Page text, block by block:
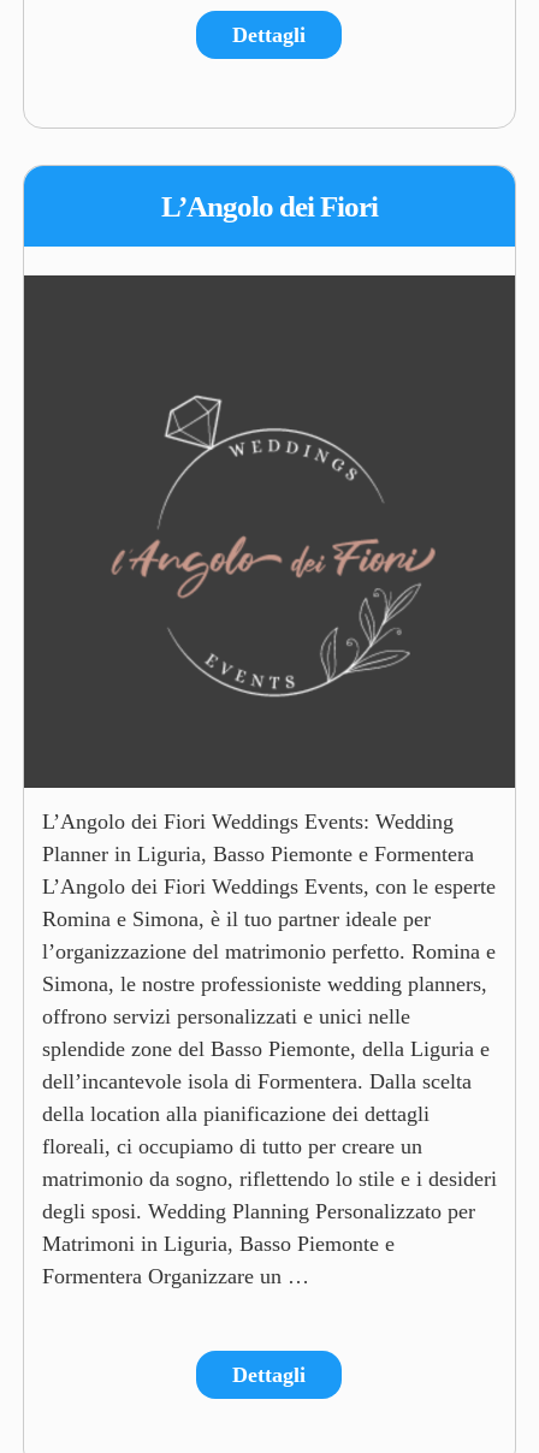
Dettagli
L’Angolo dei Fiori
L’Angolo dei Fiori Weddings Events: Wedding
Planner in Liguria, Basso Piemonte e Formentera
L’Angolo dei Fiori Weddings Events, con le esperte
Romina e Simona, è il tuo partner ideale per
l’organizzazione del matrimonio perfetto. Romina e
Simona, le nostre professioniste wedding planners,
offrono servizi personalizzati e unici nelle
splendide zone del Basso Piemonte, della Liguria e
dell’incantevole isola di Formentera. Dalla scelta
della location alla pianificazione dei dettagli
floreali, ci occupiamo di tutto per creare un
matrimonio da sogno, riflettendo lo stile e i desideri
degli sposi. Wedding Planning Personalizzato per
Matrimoni in Liguria, Basso Piemonte e
Formentera Organizzare un …
Dettagli